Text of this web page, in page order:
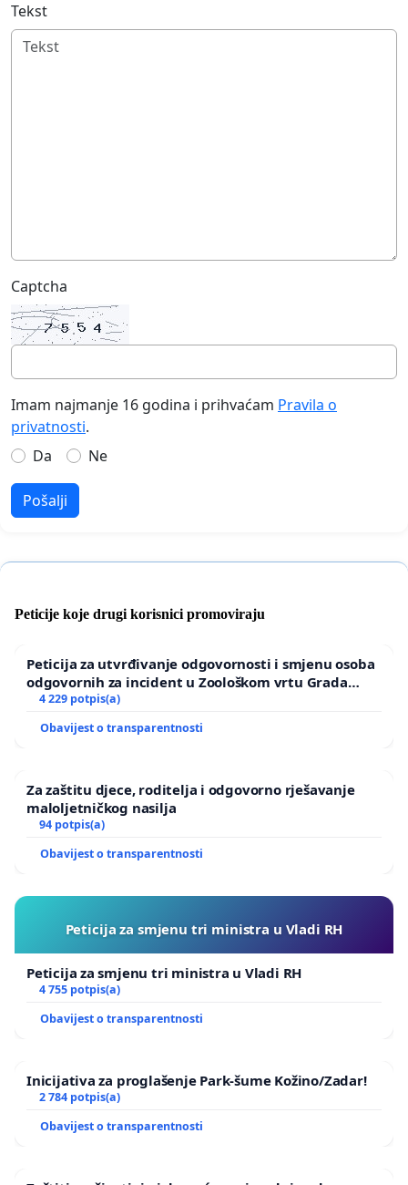
Tekst
Captcha
Imam najmanje 16 godina i prihvaćam Pravila o
privatnosti.
Da
Ne
Pošalji
Peticije koje drugi korisnici promoviraju
Peticija za utvrđivanje odgovornosti i smjenu osoba
odgovornih za incident u Zoološkom vrtu Grada
Zagreba
4 229 potpis(a)
Obavijest o transparentnosti
Za zaštitu djece, roditelja i odgovorno rješavanje
maloljetničkog nasilja
94 potpis(a)
Obavijest o transparentnosti
Peticija za smjenu tri ministra u Vladi RH
Peticija za smjenu tri ministra u Vladi RH
4 755 potpis(a)
Obavijest o transparentnosti
Inicijativa za proglašenje Park-šume Kožino/Zadar!
2 784 potpis(a)
Obavijest o transparentnosti